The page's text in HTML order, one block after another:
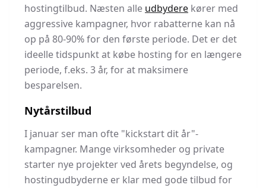
hostingtilbud. Næsten alle udbydere kører med
aggressive kampagner, hvor rabatterne kan nå
op på 80-90% for den første periode. Det er det
ideelle tidspunkt at købe hosting for en længere
periode, f.eks. 3 år, for at maksimere
besparelsen.
Nytårstilbud
I januar ser man ofte "kickstart dit år"-
kampagner. Mange virksomheder og private
starter nye projekter ved årets begyndelse, og
hostingudbyderne er klar med gode tilbud for